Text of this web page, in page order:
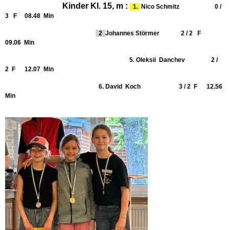
Kinder Kl. 15, m : 1. Nico Schmitz 0 /
3 F 08.48 Min
2 Johannes Störmer 2 / 2 F
09.06 Min
5. Oleksii Danchev 2 /
2 F 12.07 Min
6. David Koch 3 / 2 F 12.56
Min